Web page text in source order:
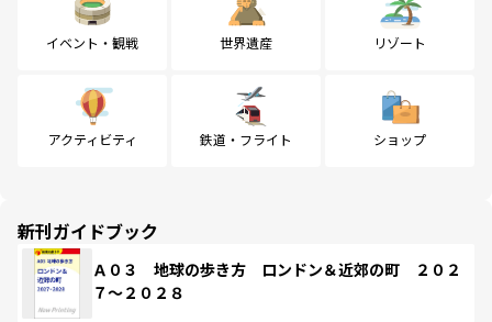
イベント・観戦 世界遺産 リゾート
アクティビティ 鉄道・フライト ショップ
新刊ガイドブック
Ａ０３ 地球の歩き方 ロンドン＆近郊の町 ２０２
７～２０２８